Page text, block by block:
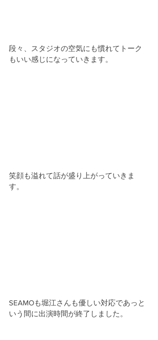
段々、スタジオの空気にも慣れてトーク
もいい感じになっていきます。
笑顔も溢れて話が盛り上がっていきま
す。
SEAMOも堀江さんも優しい対応であっと
いう間に出演時間が終了しました。